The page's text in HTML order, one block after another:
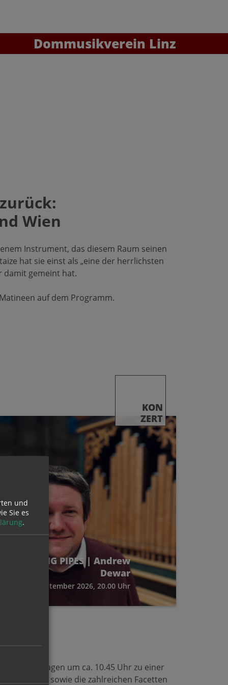
Dommusikverein Linz
Wien
Instrument, das diesem Raum seinen
hat sie einst als „eine der herrlichsten
damit gemeint hat.
auf dem Programm.
KON
ZERT
DANCING PIPES | Andrew
Dewar
3. September 2026, 20.00 Uhr
an Sonntagen um ca. 10.45 Uhr zu einer
ihr Talent sowie die zahlreichen Facetten
und
Sie es
.